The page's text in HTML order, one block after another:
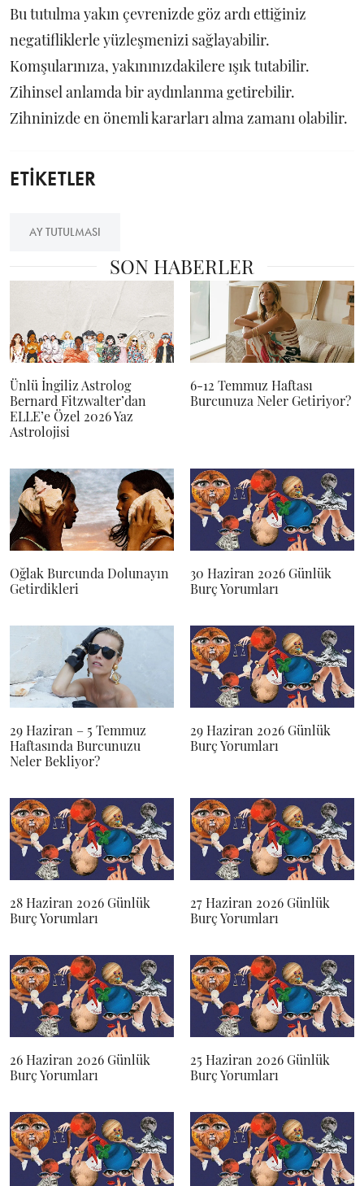
Bu tutulma yakın çevrenizde göz ardı ettiğiniz
negatifliklerle yüzleşmenizi sağlayabilir.
Komşularınıza, yakınınızdakilere ışık tutabilir.
Zihinsel anlamda bir aydınlanma getirebilir.
Zihninizde en önemli kararları alma zamanı olabilir.
ETİKETLER
AY TUTULMASI
SON HABERLER
Ünlü İngiliz Astrolog
Bernard Fitzwalter’dan
ELLE’e Özel 2026 Yaz
Astrolojisi
6-12 Temmuz Haftası
Burcunuza Neler Getiriyor?
Oğlak Burcunda Dolunayın
Getirdikleri
30 Haziran 2026 Günlük
Burç Yorumları
29 Haziran – 5 Temmuz
Haftasında Burcunuzu
Neler Bekliyor?
29 Haziran 2026 Günlük
Burç Yorumları
28 Haziran 2026 Günlük
Burç Yorumları
27 Haziran 2026 Günlük
Burç Yorumları
26 Haziran 2026 Günlük
Burç Yorumları
25 Haziran 2026 Günlük
Burç Yorumları